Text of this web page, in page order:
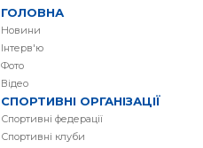
ГОЛОВНА
Новини
Інтерв'ю
Фото
Вiдео
СПОРТИВНІ ОРГАНІЗАЦІЇ
Спортивні федерації
Спортивні клуби